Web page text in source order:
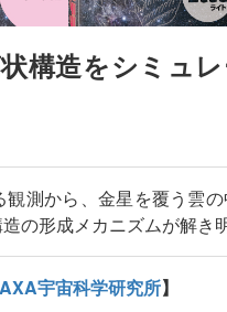
構造をシミュ
測から、金星を覆う雲
の形成メカニズムが解き
宇宙科学研究所】